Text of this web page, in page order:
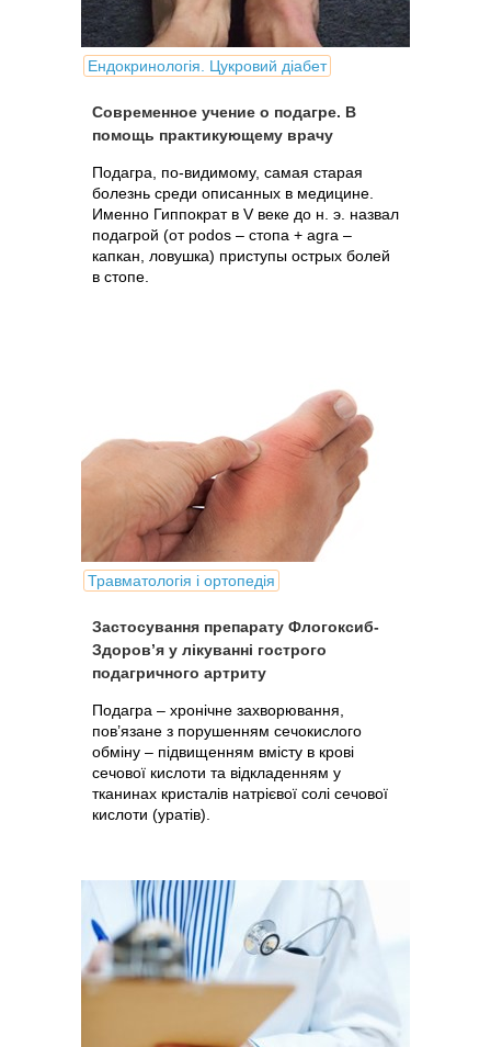
Ендокринологія. Цукровий діабет
Современное учение о подагре. В
помощь практикующему врачу
Подагра, по-видимому, самая старая
болезнь среди описанных в медицине.
Именно Гиппократ в V веке до н. э. назвал
подагрой (от podos – стопа + agra –
капкан, ловушка) приступы острых болей
в стопе.
Травматологія і ортопедія
Застосування препарату Флогоксиб-
Здоров’я у лікуванні гострого
подагричного артриту
Подагра – хронічне захворювання,
пов’язане з порушенням сечокислого
обміну – підвищенням вмісту в крові
сечової кислоти та відкладенням у
тканинах кристалів натрієвої солі сечової
кислоти (уратів).